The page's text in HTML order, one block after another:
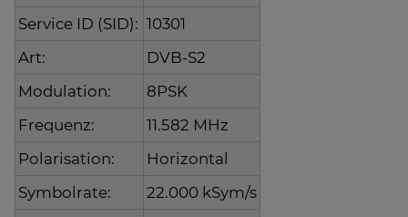
Service ID (SID): 10301
Art:
DVB-S2
Modulation:
8PSK
Frequenz:
11.582 MHz
Polarisation:
Horizontal
Symbolrate:
22.000 kSym/s